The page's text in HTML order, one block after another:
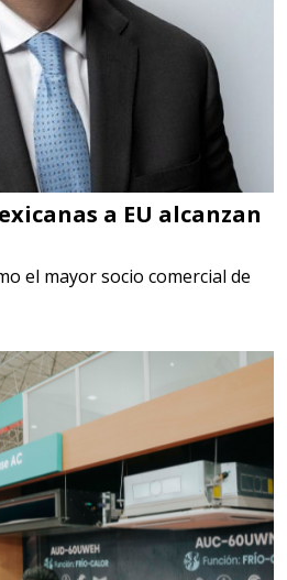
DE TORQUE
de México
de GESTION
DESTRUCCION
a EU alcanzan
el mayor socio comercial de